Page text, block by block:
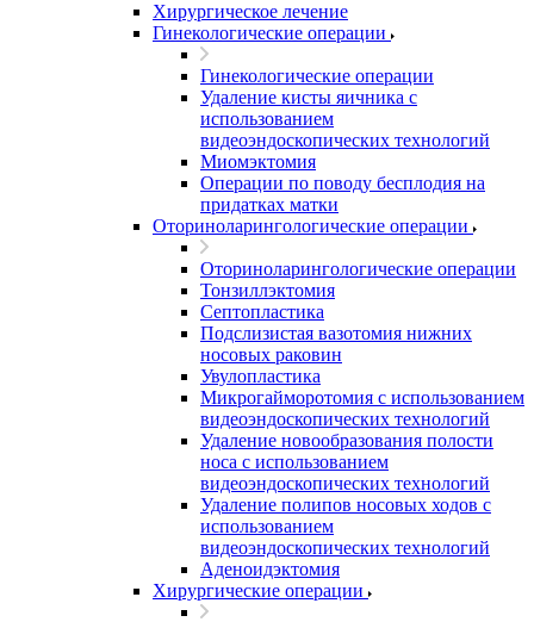
Хирургическое лечение
Гинекологические операции
Гинекологические операции
Удаление кисты яичника с
использованием
видеоэндоскопических технологий
Миомэктомия
Операции по поводу бесплодия на
придатках матки
Оториноларингологические операции
Оториноларингологические операции
Тонзиллэктомия
Септопластика
Подслизистая вазотомия нижних
носовых раковин
Увулопластика
Микрогайморотомия с использованием
видеоэндоскопических технологий
Удаление новообразования полости
носа с использованием
видеоэндоскопических технологий
Удаление полипов носовых ходов с
использованием
видеоэндоскопических технологий
Аденоидэктомия
Хирургические операции